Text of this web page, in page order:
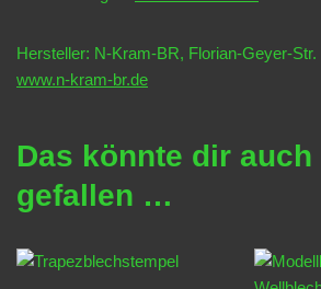
Hersteller: N-Kram-BR, Florian-Geyer-
www.n-kram-br.de
Das könnte dir auch
gefallen …